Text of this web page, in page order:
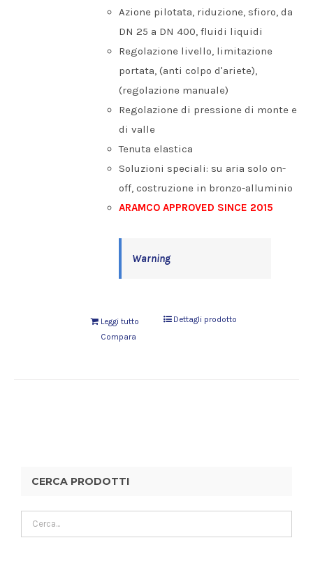
Azione pilotata, riduzione, sfioro, da
DN 25 a DN 400, fluidi liquidi
Regolazione livello, limitazione
portata, (anti colpo d'ariete),
(regolazione manuale)
Regolazione di pressione di monte e
di valle
Tenuta elastica
Soluzioni speciali: su aria solo on-
off, costruzione in bronzo-alluminio
ARAMCO APPROVED SINCE 2015
Warning
Leggi tutto
Dettagli prodotto
Compara
CERCA PRODOTTI